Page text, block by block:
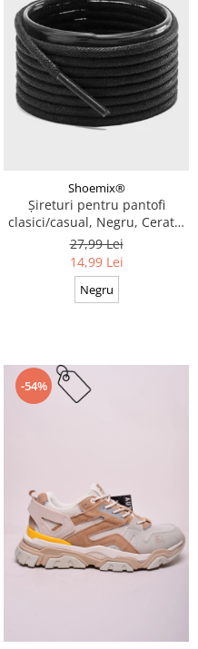
Shoemix®
Șireturi pentru pantofi
clasici/casual, Negru, Cerate,
Calitate premium, 110 cm x
0.3 cm
27,99 Lei
14,99 Lei
Negru
-54%